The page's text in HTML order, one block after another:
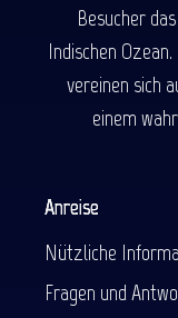
Besucher
Indischen
vereinen sich
einem
Anreise
Nützliche
Fragen und